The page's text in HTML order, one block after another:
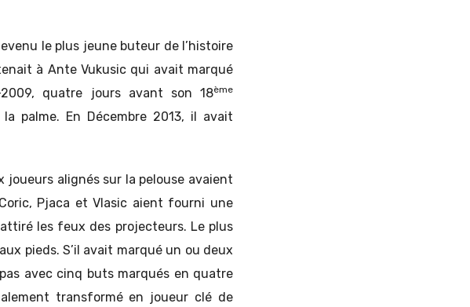
le plus jeune buteur de l’histoire
à Ante Vukusic qui avait marqué
quatre jours avant son 18ème
palme. En Décembre 2013, il avait
alignés sur la pelouse avaient
Pjaca et Vlasic aient fourni une
les feux des projecteurs. Le plus
pieds. S’il avait marqué un ou deux
avec cinq buts marqués en quatre
transformé en joueur clé de